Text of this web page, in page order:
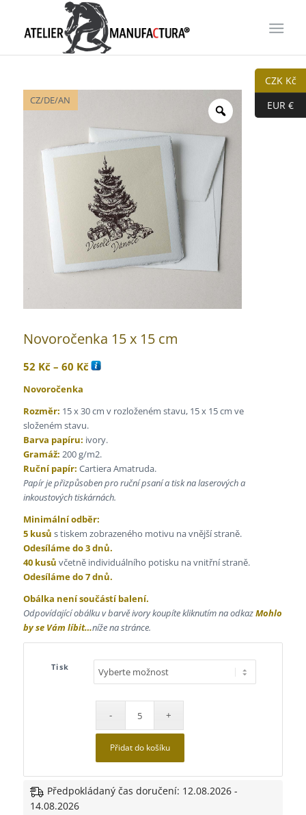
CZ/DE/AN
Novoročenka 15 x 15 cm
52 Kč – 60 KčRozpětí
až
60 Kč
Novoročenka
Rozměr: 15 x 30 cm v rozloženém stavu, 15 x 15 cm ve
složeném stavu.
Barva papíru: ivory.
Gramáž: 200 g/m2.
Ruční papír: Cartiera Amatruda.
Papír je přizpůsoben pro ruční psaní a tisk na laserových a
inkoustových tiskárnách.
Minimální odběr:
5 kusů s tiskem zobrazeného motivu na vnější straně.
Odesíláme do 3 dnů.
40 kusů včetně individuálního potisku na vnitřní straně.
Odesíláme do 7 dnů.
Obálka není součástí balení.
Odpovídající obálku v barvě ivory koupíte kliknutím na odkazMohlo
by se Vám líbit…níže na stránce.
Tisk
Přidat do košíku
Předpokládaný čas doručení: 12.08.2026 -
14.08.2026
CZK Kč
EUR €